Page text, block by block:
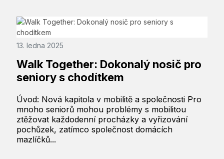
13. ledna 2025
Walk Together: Dokonalý nosič pro
seniory s chodítkem
Úvod: Nová kapitola v mobilitě a společnosti Pro
mnoho seniorů mohou problémy s mobilitou
ztěžovat každodenní procházky a vyřizování
pochůzek, zatímco společnost domácích
mazlíčků...